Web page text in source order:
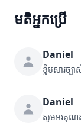
មតិអ្នកប្រើ
Daniel
ខ្លឹមសារ
Daniel
សូមអរគុណស